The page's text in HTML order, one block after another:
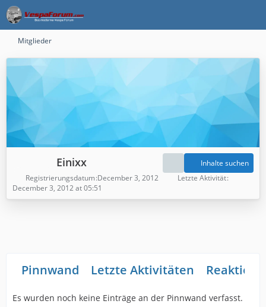
Mitglieder
Einixx
Inhalte suchen
Registrierungsdatum December 3, 2012
Letzte Aktivität
December 3, 2012 at 05:51
Pinnwand Letzte Aktivitäten
Es wurden noch keine Einträge an der Pinnwand verfasst.